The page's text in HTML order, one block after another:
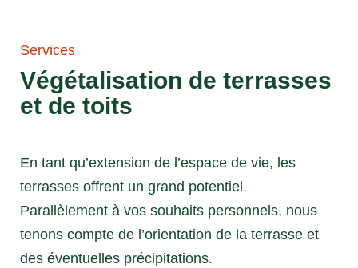
Services
Végétalisation de terrasses
et de toits
En tant qu’extension de l’espace de vie, les
terrasses offrent un grand potentiel.
Parallèlement à vos souhaits personnels, nous
tenons compte de l’orientation de la terrasse et
des éventuelles précipitations.